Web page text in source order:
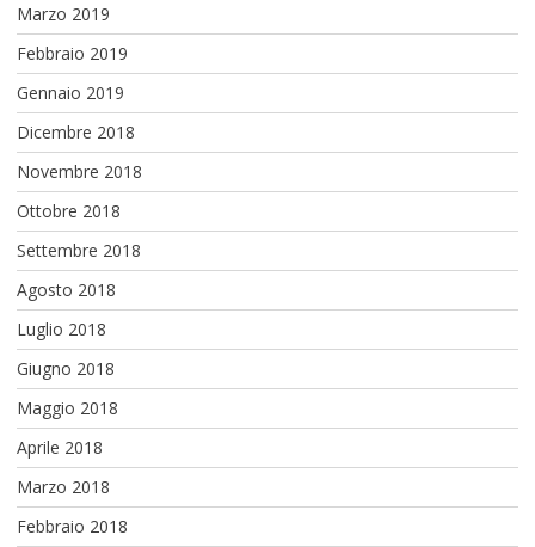
Marzo 2019
Febbraio 2019
Gennaio 2019
Dicembre 2018
Novembre 2018
Ottobre 2018
Settembre 2018
Agosto 2018
Luglio 2018
Giugno 2018
Maggio 2018
Aprile 2018
Marzo 2018
Febbraio 2018